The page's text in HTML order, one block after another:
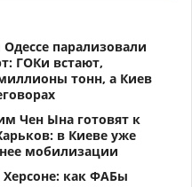
парализовали
ГОКи встают,
тонн, а Киев
Чен Ына готовят к
в Киеве уже
мобилизации
как ФАБы